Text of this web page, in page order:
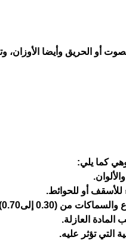
أو الحريق وأيضا الأوزان،
كما يلي:
من (0.30 إلى0.70).
العازلة.
التي تؤثر عليه.